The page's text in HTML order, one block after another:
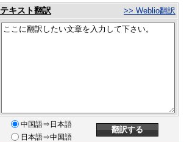
テキスト翻訳 >> Weblio翻訳
中国語⇒日本語
日本語⇒中国語